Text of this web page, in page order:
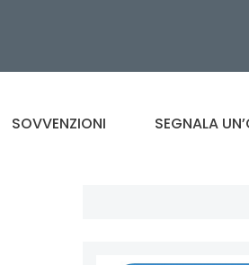
SOVVENZIONI SEGNALA